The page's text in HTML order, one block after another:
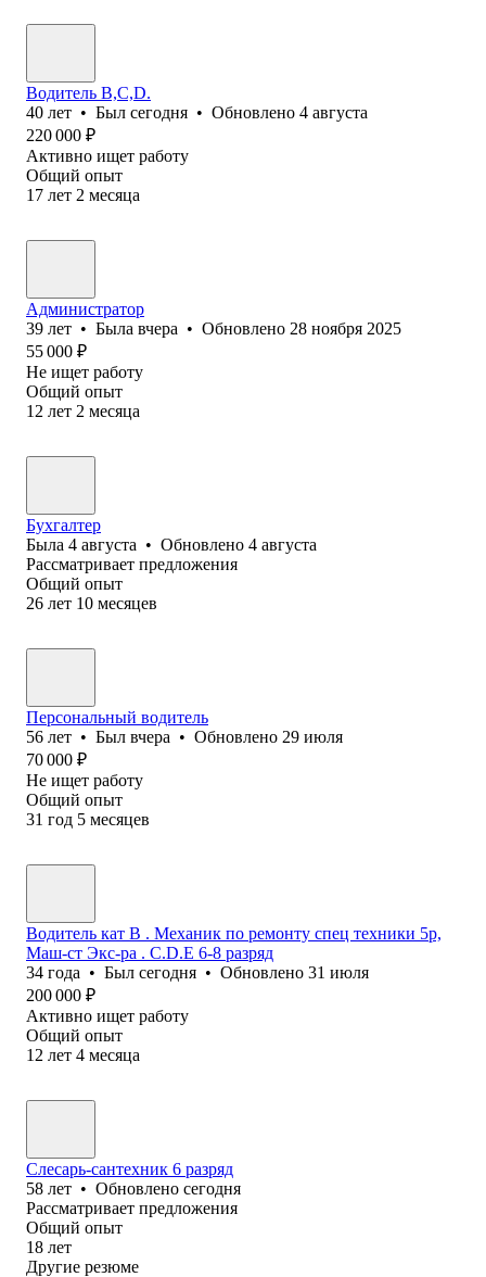
Водитель B,C,D.
40 лет • Был сегодня • Обновлено 4 августа
220 000 ₽
Активно ищет работу
Общий опыт
17 лет 2 месяца
Администратор
39 лет • Была вчера • Обновлено 28 ноября 2025
55 000 ₽
Не ищет работу
Общий опыт
12 лет 2 месяца
Бухгалтер
Была 4 августа • Обновлено 4 августа
Рассматривает предложения
Общий опыт
26 лет 10 месяцев
Персональный водитель
56 лет • Был вчера • Обновлено 29 июля
70 000 ₽
Не ищет работу
Общий опыт
31 год 5 месяцев
Водитель кат B . Механик по ремонту спец техники 5р,
Маш-ст Экс-ра . С.D.E 6-8 разряд
34 года • Был сегодня • Обновлено 31 июля
200 000 ₽
Активно ищет работу
Общий опыт
12 лет 4 месяца
Слесарь-сантехник 6 разряд
58 лет • Обновлено сегодня
Рассматривает предложения
Общий опыт
18 лет
Другие резюме